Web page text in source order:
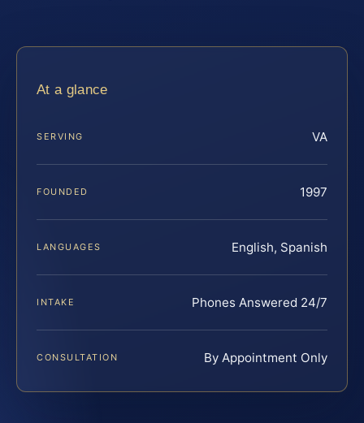
At a glance
SERVING VA
FOUNDED 1997
LANGUAGES English, Spanish
INTAKE Phones Answered 24/7
CONSULTATION By Appointment Only